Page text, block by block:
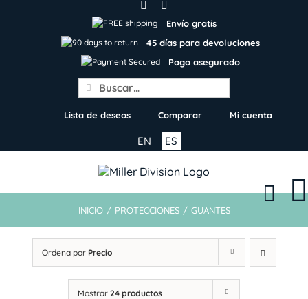
Envío gratis
45 días para devoluciones
Pago asegurado
Search
for:
Lista de deseos Comparar Mi cuenta
ES
EN
INICIO / PROTECCIONES / GUANTES
Ordena por Precio
Mostrar 24 productos